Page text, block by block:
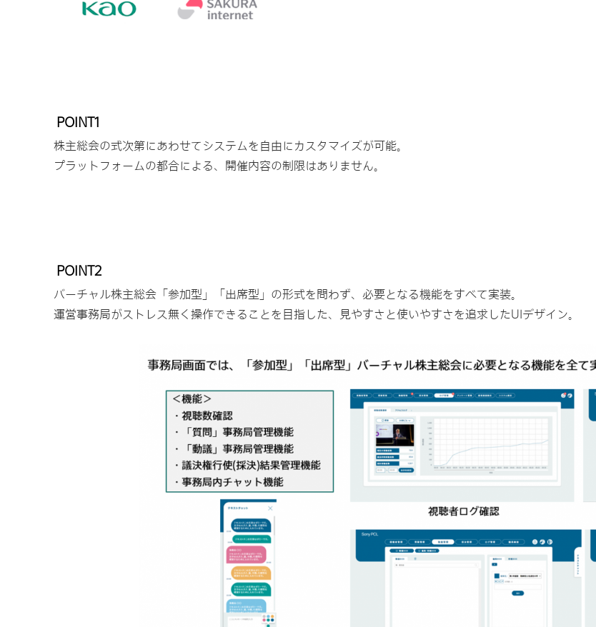
POINT1
株主総会の式次第にあわせてシステムを自由にカスタマイズが可能。
プラットフォームの都合による、開催内容の制限はありません。
POINT2
バーチャル株主総会「参加型」「出席型」の形式を問わず、必要となる機能をすべて実装。
運営事務局がストレス無く操作できることを目指した、見やすさと使いやすさを追求したUIデザイン。